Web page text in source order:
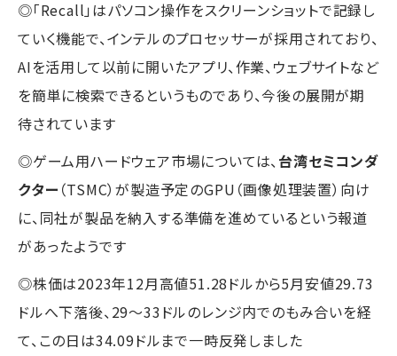
◎「Recall」はパソコン操作をスクリーンショットで記録し
ていく機能で、インテルのプロセッサーが採用されており、
AIを活用して以前に開いたアプリ、作業、ウェブサイトなど
を簡単に検索できるというものであり、今後の展開が期
待されています
◎ゲーム用ハードウェア市場については、 台湾セミコンダ
クター （TSMC）が製造予定のGPU（画像処理装置）向け
に、同社が製品を納入する準備を進めているという報道
があったようです
◎株価は2023年12月高値51.28ドルから5月安値29.73
ドルへ下落後、29～33ドルのレンジ内でのもみ合いを経
て、この日は34.09ドルまで一時反発しました